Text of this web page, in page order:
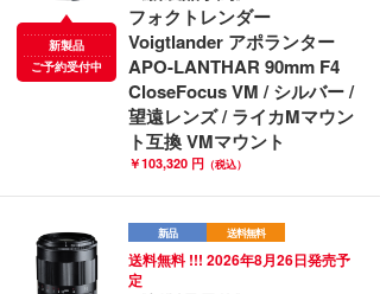
新製品
ご予約受付中
フォクトレンダー
Voigtlander アポランター
APO-LANTHAR 90mm F4
CloseFocus VM / シルバー /
望遠レンズ / ライカMマウン
ト互換 VMマウント
￥103,320 円 （税込）
新品 送料無料
送料無料 !!! 2026年8月26日発売予
定